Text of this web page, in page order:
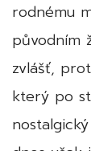
rodnému
původním
zvlášť,
který po